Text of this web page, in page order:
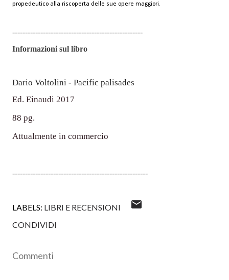
propedeutico alla riscoperta delle sue opere maggiori.
---------------------------------------------------
Informazioni sul libro
Dario Voltolini - Pacific palisades
Ed. Einaudi 2017
88 pg.
Attualmente in commercio
-----------------------------------------------------
LABELS: LIBRI E RECENSIONI
CONDIVIDI
Commenti